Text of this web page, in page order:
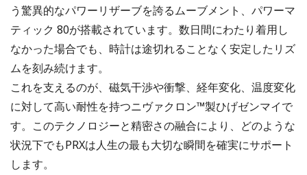
う驚異的なパワーリザーブを誇るムーブメント、パワーマ
ティック 80が搭載されています。数日間にわたり着用し
なかった場合でも、時計は途切れることなく安定したリズ
ムを刻み続けます。
これを支えるのが、磁気干渉や衝撃、経年変化、温度変化
に対して高い耐性を持つニヴァクロン™製ひげゼンマイで
す。このテクノロジーと精密さの融合により、どのような
状況下でもPRXは人生の最も大切な瞬間を確実にサポート
します。